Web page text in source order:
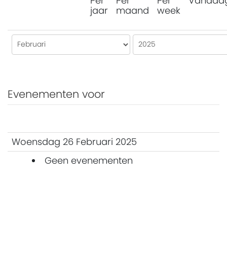
jaar
maand
week
Evenementen voor
Woensdag 26 Februari 2025
Geen evenementen